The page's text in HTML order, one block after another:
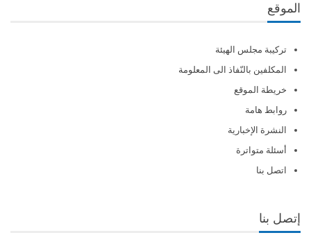
الموقع
تركيبة مجلس الهيئة
المكلفين بالنّفاذ الى المعلومة
خريطة الموقع
روابط هامة
النشرة الإخبارية
أسئلة متواترة
اتصل بنا
إتصل بنا